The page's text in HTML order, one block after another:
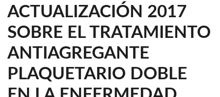
ACTUALIZACIÓN 2017
SOBRE EL TRATAMIENTO
ANTIAGREGANTE
PLAQUETARIO DOBLE